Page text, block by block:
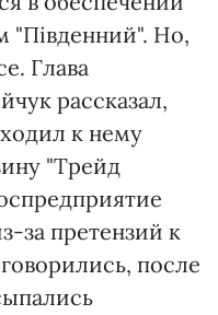
"Південний". Но,
Глава
рассказал,
к нему
"Трейд
за претензий к
после